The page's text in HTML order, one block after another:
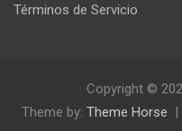
Términos de Servicio
Copyright ©
Theme by: Theme Horse